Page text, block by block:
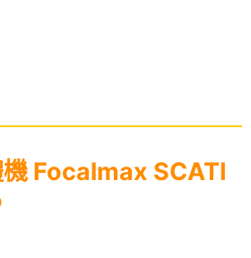
Focalmax SCATI